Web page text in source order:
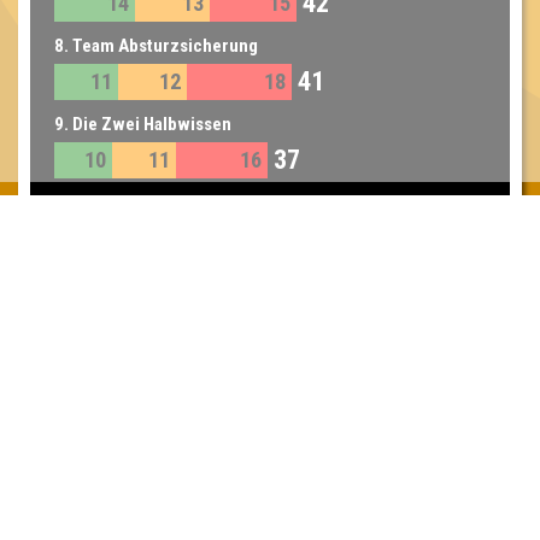
8. Team Absturzsicherung
11 12 18 41
9. Die Zwei Halbwissen
10 11 16 37